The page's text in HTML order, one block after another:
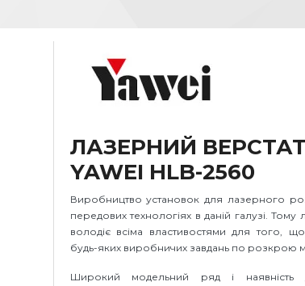
ЛАЗЕРНИЙ
YAWEI HLB-2560
Виробництво установок для лазерного
передових технологіях в даній галузі.
володіє всіма властивостями для того,
будь-яких виробничих завдань по розкрою
Широкий модельний ряд і наявність